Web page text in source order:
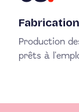
Fabrication
Production
prêts à